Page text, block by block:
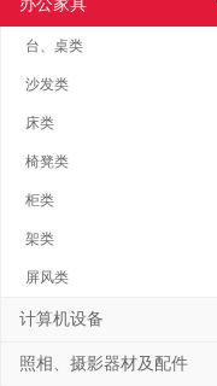
办公家具
台、桌类
沙发类
床类
椅凳类
柜类
架类
屏风类
计算机设备
照相、摄影器材及配件